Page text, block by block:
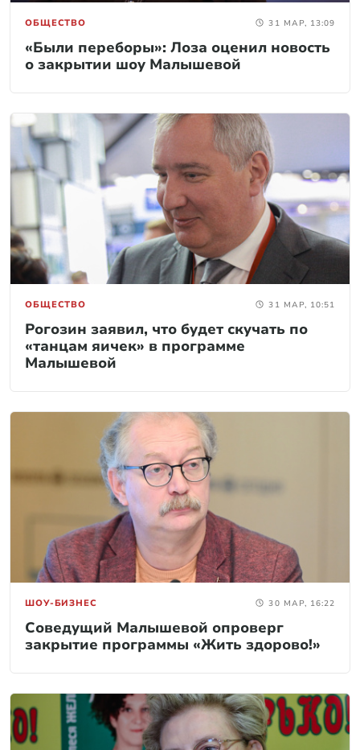
ОБЩЕСТВО 31 МАР, 13:09
«Были переборы»: Лоза оценил новость
о закрытии шоу Малышевой
ОБЩЕСТВО 31 МАР, 10:51
Рогозин заявил, что будет скучать по
«танцам яичек» в программе
Малышевой
ШОУ-БИЗНЕС 30 МАР, 16:22
Соведущий Малышевой опроверг
закрытие программы «Жить здорово!»